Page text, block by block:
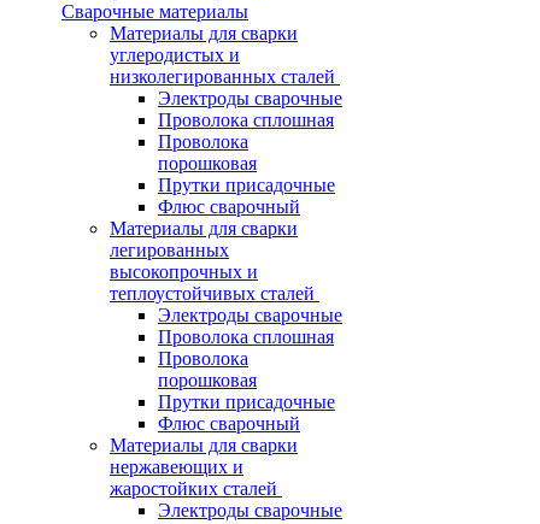
Сварочные материалы
Материалы для сварки
углеродистых и
низколегированных сталей
Электроды сварочные
Проволока сплошная
Проволока
порошковая
Прутки присадочные
Флюс сварочный
Материалы для сварки
легированных
высокопрочных и
теплоустойчивых сталей
Электроды сварочные
Проволока сплошная
Проволока
порошковая
Прутки присадочные
Флюс сварочный
Материалы для сварки
нержавеющих и
жаростойких сталей
Электроды сварочные